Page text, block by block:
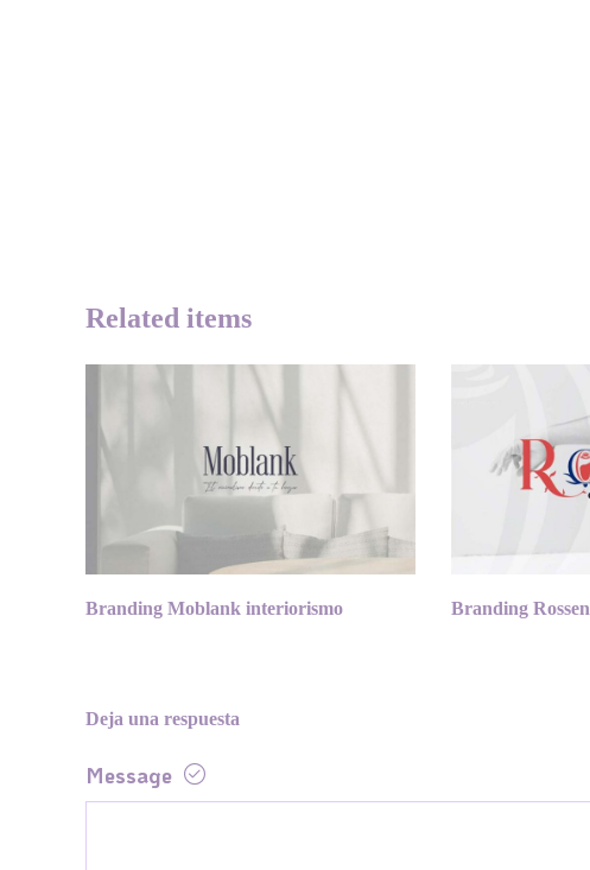
Related items
Branding Moblank interiorismo Branding Rossen
Deja una respuesta
Message